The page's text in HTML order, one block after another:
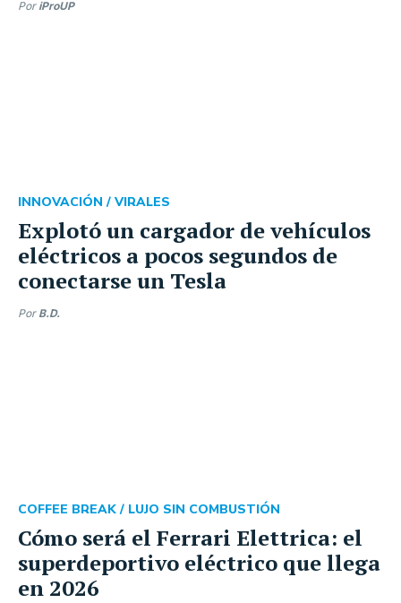
Por iProUP
Explotó un cargador de vehículos
eléctricos a pocos segundos de
conectarse un Tesla
INNOVACIÓN / VIRALES
Por B.D.
Cómo será el Ferrari Elettrica: el
superdeportivo eléctrico que llega
en 2026
COFFEE BREAK / LUJO SIN COMBUSTIÓN